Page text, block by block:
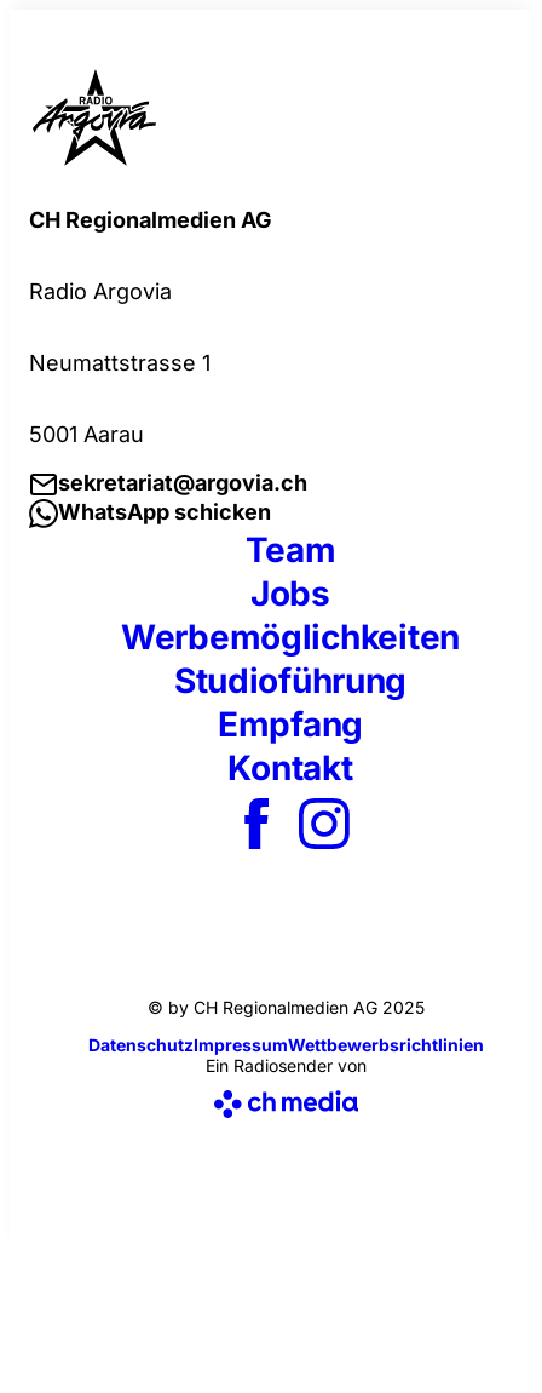
CH Regionalmedien AG
Radio Argovia
Neumattstrasse 1
5001 Aarau
sekretariat@argovia.ch
WhatsApp schicken
Team
Jobs
Werbemöglichkeiten
Studioführung
Empfang
Kontakt
© by CH Regionalmedien AG 2025
DatenschutzImpressumWettbewerbsrichtlinien
Ein Radiosender von